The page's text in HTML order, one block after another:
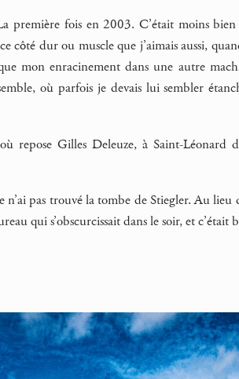
première fois en 2003. C’était moins
côté dur ou muscle que j’aimais aussi,
mon enracinement dans une autre
où parfois je devais lui sembler
repose Gilles Deleuze, à Saint-
pas trouvé la tombe de Stiegler. Au
qui s’obscurcissait dans le soir, et